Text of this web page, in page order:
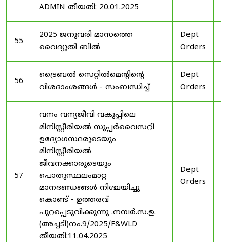
ADMIN തീയതി: 20.01.2025
55
2025 ജനുവരി മാസത്തെ
വൈദ്യുതി ബിൽ
Dept
Orders
56
ട്രൈബൽ സെറ്റിൽമെൻ്റിൻ്റെ
വിശദാംശങ്ങൾ - സംബന്ധിച്ച്
Dept
Orders
57
വനം വന്യജീവി വകുപ്പിലെ
മിനിസ്റ്റീരിയൽ സൂപ്പർവൈസറി
ഉദ്യോഗസ്ഥരുടെയും
മിനിസ്റ്റീരിയൽ
ജീവനക്കാരുടെയും
പൊതുസ്ഥലംമാറ്റ
മാനദണ്ഡങ്ങൾ നിശ്ചയിച്ചു
കൊണ്ട് - ഉത്തരവ്
പുറപ്പെടുവിക്കുന്നു .നമ്പർ.സ.ഉ.
(അച്ചടി)നം.9/2025/F&WLD
തീയതി:11.04.2025
Dept
Orders